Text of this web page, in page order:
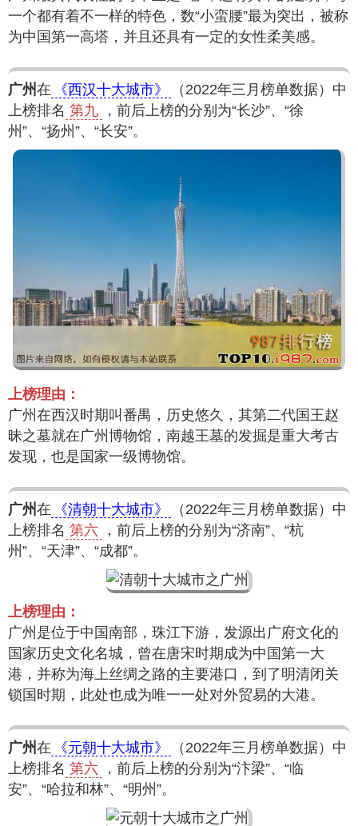
一个都有着不一样的特色，数“小蛮腰”最为突出，被称
为中国第一高塔，并且还具有一定的女性柔美感。
广州在 《西汉十大城市》
（2022年三月榜单数据）中
上榜排名 第九
，前后上榜的分别为“长沙”、“徐
州”、“扬州”、“长安”。
上榜理由：
广州在西汉时期叫番禺，历史悠久，其第二代国王赵
昧之墓就在广州博物馆，南越王墓的发掘是重大考古
发现，也是国家一级博物馆。
广州在 《清朝十大城市》
（2022年三月榜单数据）中
上榜排名 第六
，前后上榜的分别为“济南”、“杭
州”、“天津”、“成都”。
上榜理由：
广州是位于中国南部，珠江下游，发源出广府文化的
国家历史文化名城，曾在唐宋时期成为中国第一大
港，并称为海上丝绸之路的主要港口，到了明清闭关
锁国时期，此处也成为唯一一处对外贸易的大港。
广州在 《元朝十大城市》
（2022年三月榜单数据）中
上榜排名 第六
，前后上榜的分别为“汴梁”、“临
安”、“哈拉和林”、“明州”。